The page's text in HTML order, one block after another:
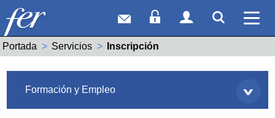
Correo webAcceso Socios
Acceso
Portada Servicios Actual:
Inscripción
Formación y Empleo